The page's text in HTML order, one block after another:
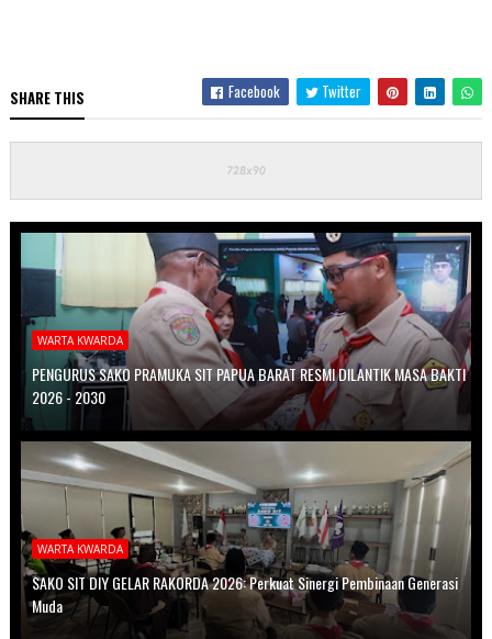
SHARE THIS Facebook Twitter
WARTA KWARDA
PENGURUS SAKO PRAMUKA SIT PAPUA BARAT RESMI DILANTIK MASA BAKTI
2026 - 2030
WARTA KWARDA
SAKO SIT DIY GELAR RAKORDA 2026: Perkuat Sinergi Pembinaan Generasi
Muda